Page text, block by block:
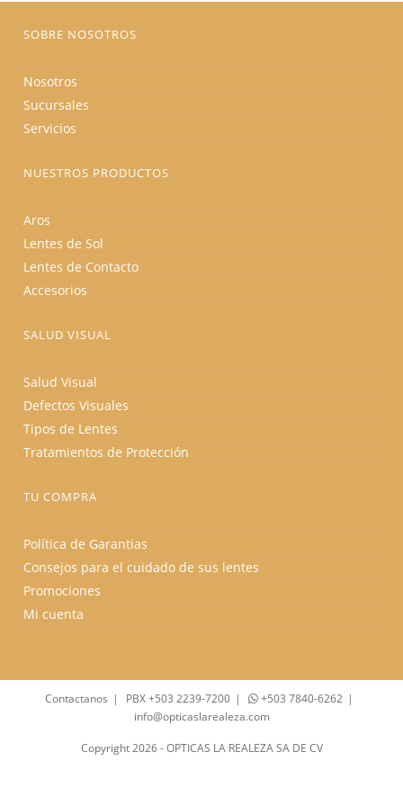
SOBRE NOSOTROS
Nosotros
Sucursales
Servicios
NUESTROS PRODUCTOS
Aros
Lentes de Sol
Lentes de Contacto
Accesorios
SALUD VISUAL
Salud Visual
Defectos Visuales
Tipos de Lentes
Tratamientos de Protección
TU COMPRA
Política de Garantias
Consejos para el cuidado de sus lentes
Promociones
Mi cuenta
Contactanos PBX +503 2239-7200
+503 7840-6262
info@opticaslarealeza.com
Copyright 2026 - OPTICAS LA REALEZA SA DE CV